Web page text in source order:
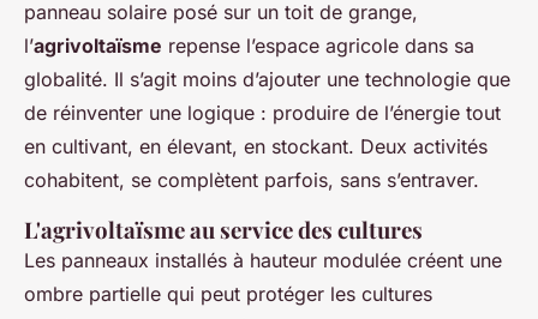
panneau solaire posé sur un toit de grange,
l’agrivoltaïsme repense l’espace agricole dans sa
globalité. Il s’agit moins d’ajouter une technologie que
de réinventer une logique : produire de l’énergie tout
en cultivant, en élevant, en stockant. Deux activités
cohabitent, se complètent parfois, sans s’entraver.
L'agrivoltaïsme au service des cultures
Les panneaux installés à hauteur modulée créent une
ombre partielle qui peut protéger les cultures